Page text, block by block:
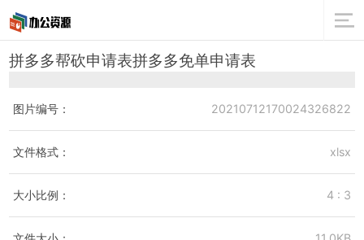
拼多多帮砍申请表拼多多免单申请表
图片编号： 20210712170024326822
文件格式： xlsx
大小比例： 4 : 3